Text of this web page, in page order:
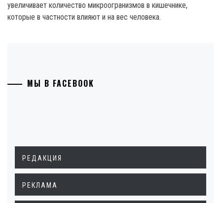
увеличивает количество микроогранизмов в кишечнике,
которые в частности влияют и на вес человека.
МЫ В FACEBOOK
РЕДАКЦИЯ
РЕКЛАМА